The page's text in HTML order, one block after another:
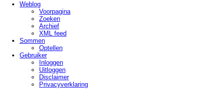
Weblog
Voorpagina
Zoeken
Archief
XML feed
Sommen
Optellen
Gebruiker
Inloggen
Uitloggen
Disclaimer
Privacy­verklaring